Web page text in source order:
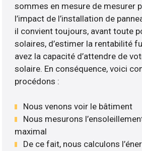
sommes en mesure de mesurer
l’impact de l’installation de
il convient toujours, avant toute
solaires, d’estimer la rentabilité
avez la capacité d’attendre de
solaire. En conséquence, voici
procédons :
Nous venons voir le bâtiment
Nous mesurons
maximal
De ce fait, nous calculons